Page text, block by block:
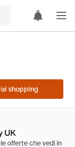
shopping
UK